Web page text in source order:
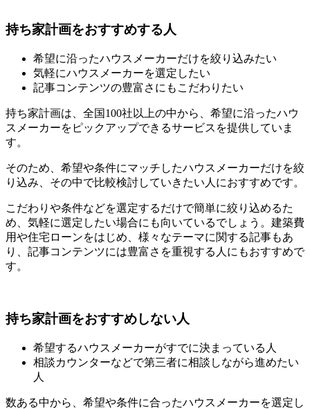
持ち家計画をおすすめする人
希望に沿ったハウスメーカーだけを絞り込みたい
気軽にハウスメーカーを選定したい
記事コンテンツの豊富さにもこだわりたい
持ち家計画は、全国100社以上の中から、希望に沿ったハウ
スメーカーをピックアップできるサービスを提供していま
す。
そのため、希望や条件にマッチしたハウスメーカーだけを絞
り込み、その中で比較検討していきたい人におすすめです。
こだわりや条件などを選定するだけで簡単に絞り込めるた
め、気軽に選定したい場合にも向いているでしょう。建築費
用や住宅ローンをはじめ、様々なテーマに関する記事もあ
り、記事コンテンツには豊富さを重視する人にもおすすめで
す。
持ち家計画をおすすめしない人
希望するハウスメーカーがすでに決まっている人
相談カウンターなどで第三者に相談しながら進めたい
人
数ある中から、希望や条件に合ったハウスメーカーを選定し